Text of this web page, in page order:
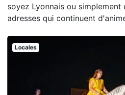
soyez Lyonnais ou simplement
adresses qui continuent
Locales